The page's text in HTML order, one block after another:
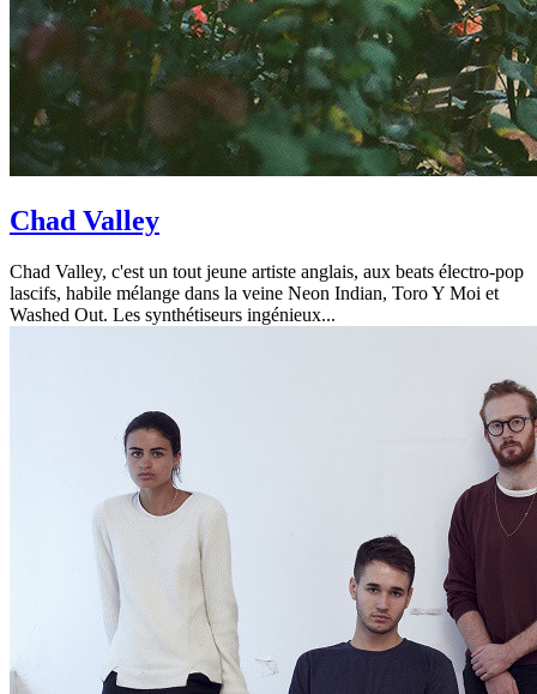
Chad Valley
Chad Valley, c'est un tout jeune artiste anglais, aux beats électro-pop
lascifs, habile mélange dans la veine Neon Indian, Toro Y Moi et
Washed Out. Les synthétiseurs ingénieux...